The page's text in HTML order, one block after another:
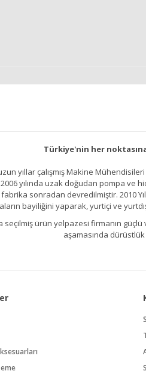
Türkiye'nin her
yıllar çalışmış Makine
yılında uzak doğudan pompa
sonradan devredilmiştir. 2010
bayiliğini yaparak, yurtiçi ve
seçilmiş ürün yelpazesi firmanın
aşamasında